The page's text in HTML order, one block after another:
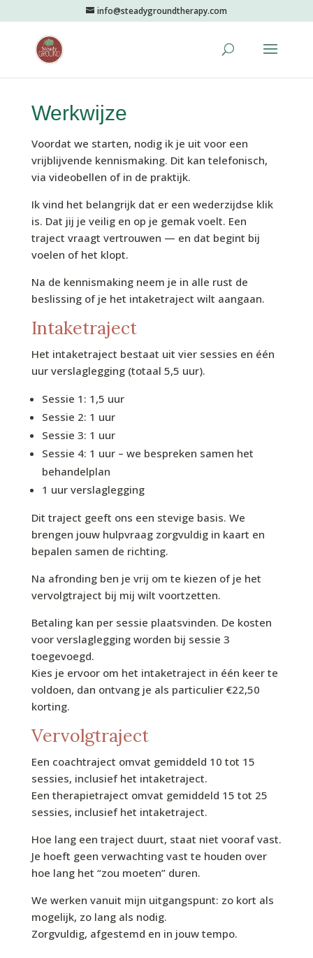
info@steadygroundtherapy.com
Werkwijze
Voordat we starten, nodig ik je uit voor een
vrijblijvende kennismaking. Dit kan telefonisch,
via videobellen of in de praktijk.
Ik vind het belangrijk dat er een wederzijdse klik
is. Dat jij je veilig en op je gemak voelt. Een
traject vraagt vertrouwen — en dat begint bij
voelen of het klopt.
Na de kennismaking neem je in alle rust de
beslissing of je het intaketraject wilt aangaan.
Intaketraject
Het intaketraject bestaat uit vier sessies en één
uur verslaglegging (totaal 5,5 uur).
Sessie 1: 1,5 uur
Sessie 2: 1 uur
Sessie 3: 1 uur
Sessie 4: 1 uur – we bespreken samen het
behandelplan
1 uur verslaglegging
Dit traject geeft ons een stevige basis. We
brengen jouw hulpvraag zorgvuldig in kaart en
bepalen samen de richting.
Na afronding ben je vrij om te kiezen of je het
vervolgtraject bij mij wilt voortzetten.
Betaling kan per sessie plaatsvinden. De kosten
voor verslaglegging worden bij sessie 3
toegevoegd.
Kies je ervoor om het intaketraject in één keer te
voldoen, dan ontvang je als particulier €22,50
korting.
Vervolgtraject
Een coachtraject omvat gemiddeld 10 tot 15
sessies, inclusief het intaketraject.
Een therapietraject omvat gemiddeld 15 tot 25
sessies, inclusief het intaketraject.
Hoe lang een traject duurt, staat niet vooraf vast.
Je hoeft geen verwachting vast te houden over
hoe lang het “zou moeten” duren.
We werken vanuit mijn uitgangspunt: zo kort als
mogelijk, zo lang als nodig.
Zorgvuldig, afgestemd en in jouw tempo.